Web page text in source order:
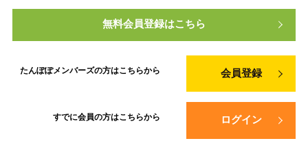
無料会員登録はこちら
たんぽぽメンバーズの方はこちらから 会員登録
すでに会員の方はこちらから ログイン